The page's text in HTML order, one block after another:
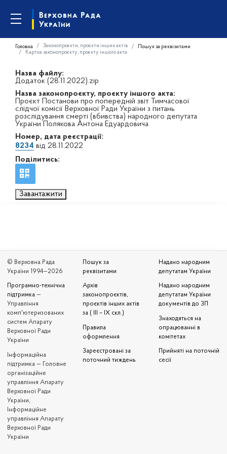
Головна Законопроєкти, проєкти інших актів
Пошук за реквізитами
Картка законопроєкту, проєкту іншого акта
Назва файлу:
Додаток (28.11.2022).zip
Назва законопроєкту, проєкту іншого акта:
Проєкт Постанови про попередній звіт Тимчасової
слідчої комісії Верховної Ради України з питань
розслідування смерті (вбивства) народного депутата
України Полякова Антона Едуардовича
Номер, дата реєстрації:
8234 від 28.11.2022
Поділитись:
Завантажити
© Верховна Рада
України 1994—2026
Програмно-технічна
підтримка —
Управління
комп'ютеризованих
систем Апарату
Верховної Ради
України
Iнформаційна
підтримка — Головне
організаційне
управління Апарату
Верховної Ради
України,
Інформаційне
управління Апарату
Верховної Ради
України
Пошук за
реквізитами
Архів
законопроєктів,
проєктів інших актів
за ( III – IX скл.)
Правила
оформлення
Зареєстровані за
поточний тиждень
Надано народним
депутатам України
Надано народним
депутатам України
документів до ЗП
Знаходяться на
опрацюванні в
комітетах
Прийняті на поточній
сесії